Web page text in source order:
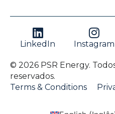
LinkedIn Instagram
© 2026 PSR Energy.
reservados.
Terms & Conditions